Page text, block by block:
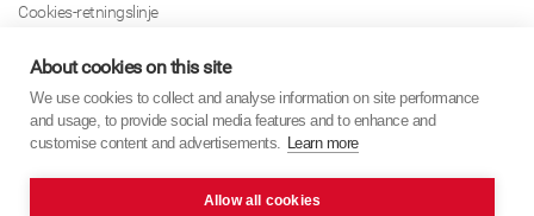
Cookies-retningslinje
Modern Slavery Act Policy
Tax Strategy
About cookies on this site
We use cookies to collect and analyse information on site performance
and usage, to provide social media features and to enhance and
customise content and advertisements. Learn more
Allow all cookies